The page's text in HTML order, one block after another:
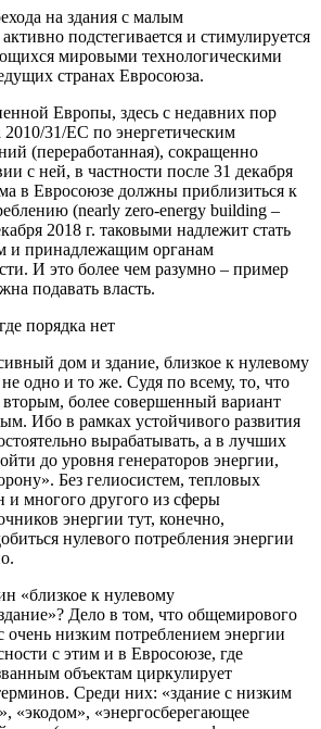
на здания с малым
подстегивается и стимулируется
мировыми технологическими
странах Евросоюза.
Европы, здесь с недавних пор
2010/31/ЕС по энергетическим
(переработанная), сокращенно
с ней, в частности после 31 декабря
в Евросоюзе должны приблизиться к
(nearly zero-energy building –
2018 г. таковыми надлежит стать
и принадлежащим органам
И это более чем разумно – пример
подавать власть.
порядка нет
дом и здание, близкое к нулевому
одно и то же. Судя по всему, то, что
вторым, более совершенный вариант
Ибо в рамках устойчивого развития
вырабатывать, а в лучших
до уровня генераторов энергии,
Без гелиосистем, тепловых
и многого другого из сферы
энергии тут, конечно,
нулевого потребления энергии
«близкое к нулевому
Дело в том, что общемирового
очень низким потреблением энергии
с этим и в Евросоюзе, где
объектам циркулирует
Среди них: «здание с низким
«экодом», «энергосберегающее